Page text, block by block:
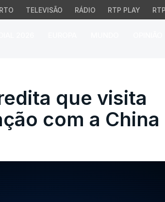
TELEVISÃO RÁDIO RTP PLAY
que visita
que visita
com a China